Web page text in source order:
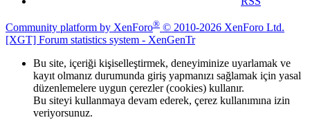
Community platform by XenForo® © 2010-2026 XenForo Ltd.
[XGT] Forum statistics system - XenGenTr
Bu site, içeriği kişiselleştirmek, deneyiminize uyarlamak ve
kayıt olmanız durumunda giriş yapmanızı sağlamak için yasal
düzenlemelere uygun çerezler (cookies) kullanır.
Bu siteyi kullanmaya devam ederek, çerez kullanımına izin
veriyorsunuz.